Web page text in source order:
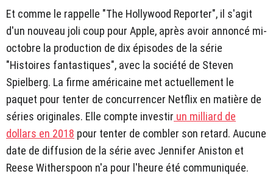
Et comme le rappelle "The Hollywood Reporter", il s'agit
d'un nouveau joli coup pour Apple, après avoir annoncé mi-
octobre la production de dix épisodes de la série
"Histoires fantastiques", avec la société de Steven
Spielberg. La firme américaine met actuellement le
paquet pour tenter de concurrencer Netflix en matière de
séries originales. Elle compte investir un milliard de
dollars en 2018 pour tenter de combler son retard. Aucune
date de diffusion de la série avec Jennifer Aniston et
Reese Witherspoon n'a pour l'heure été communiquée.